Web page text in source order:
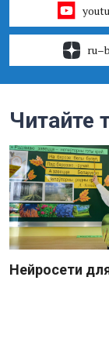
Читайте
Нейросети